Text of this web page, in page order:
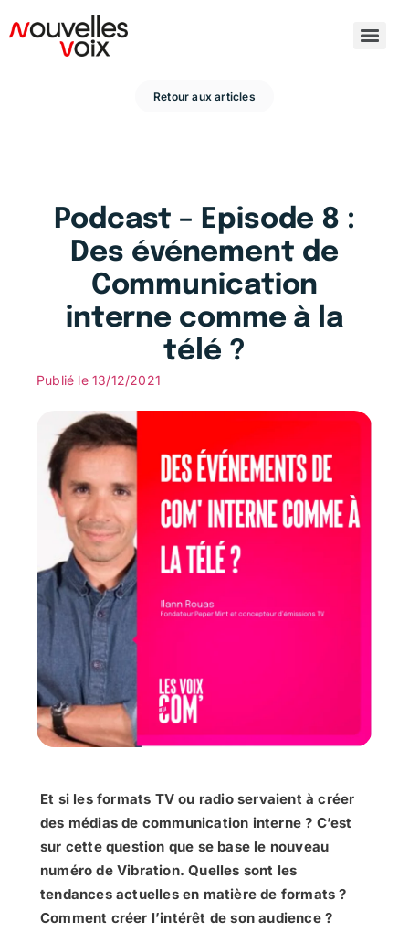
Retour aux articles
Podcast – Episode 8 :
Des événement de
Communication
interne comme à la
télé ?
Publié le 13/12/2021
Et si les formats TV ou radio servaient à créer
des médias de communication interne ? C’est
sur cette question que se base le nouveau
numéro de Vibration. Quelles sont les
tendances actuelles en matière de formats ?
Comment créer l’intérêt de son audience ?